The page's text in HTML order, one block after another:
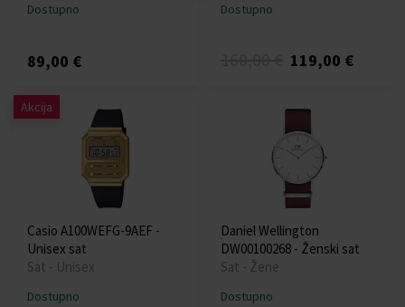
Dostupno
89,00 €
Dostupno
119,00 €
Akcija
Casio A100WEFG-9AEF -
Unisex sat
Sat - Unisex
Dostupno
Daniel Wellington
DW00100268 - Ženski sat
Sat - Žene
Dostupno